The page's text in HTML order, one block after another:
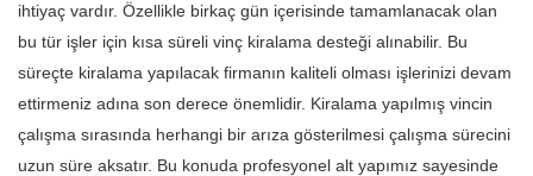
ihtiyaç vardır. Özellikle birkaç gün içerisinde tamamlanacak olan
bu tür işler için kısa süreli vinç kiralama desteği alınabilir. Bu
süreçte kiralama yapılacak firmanın kaliteli olması işlerinizi devam
ettirmeniz adına son derece önemlidir. Kiralama yapılmış vincin
çalışma sırasında herhangi bir arıza gösterilmesi çalışma sürecini
uzun süre aksatır. Bu konuda profesyonel alt yapımız sayesinde